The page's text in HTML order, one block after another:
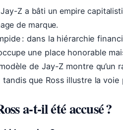
Z a bâti un empire
de marque.
: dans la hiérarchie
une place honorable
de Jay-Z montre qu’un
tandis que Ross illustre la
a-t-il été accusé ?